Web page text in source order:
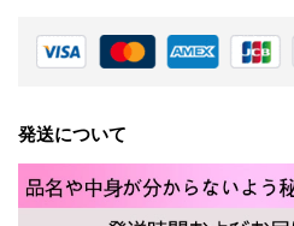
発送について